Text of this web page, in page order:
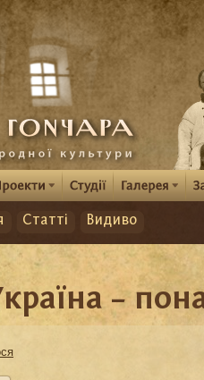
Статті Видиво
–